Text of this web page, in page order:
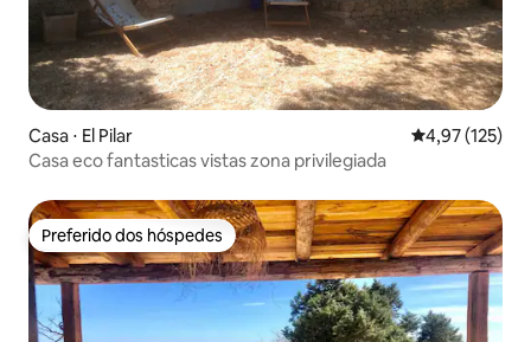
Casa ⋅ El Pilar 4,97 de uma
4,97 (125)
Casa eco fantasticas vistas zona privilegiada
Preferido dos hóspedes
Preferido dos hóspedes